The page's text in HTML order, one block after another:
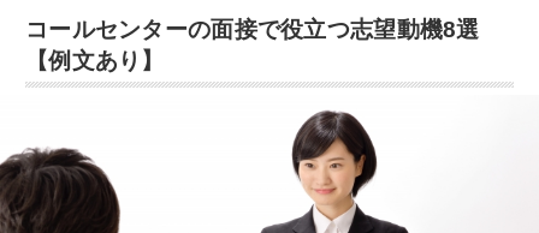
コールセンターの面接で役立つ志望動機8選
【例文あり】